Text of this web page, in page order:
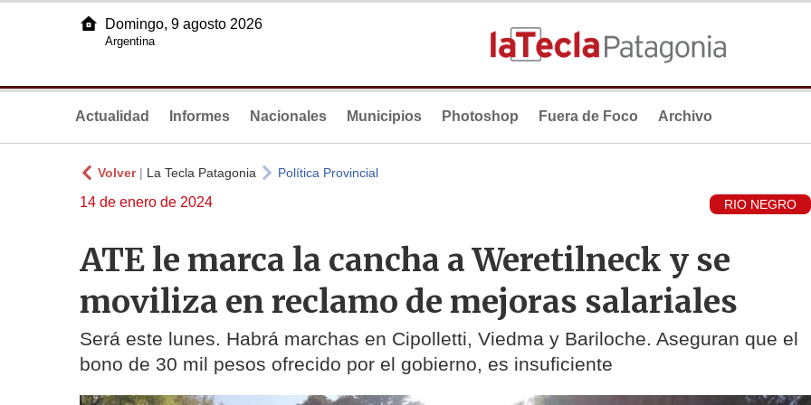
Domingo, 9 agosto 2026
Argentina
Actualidad Informes Nacionales Municipios Photoshop Fuera de Foco Archivo
Volver| La Tecla Patagonia Política Provincial
14 de enero de 2024 RIO NEGRO
ATE le marca la cancha a Weretilneck y se
moviliza en reclamo de mejoras salariales
Será este lunes. Habrá marchas en Cipolletti, Viedma y Bariloche. Aseguran que el
bono de 30 mil pesos ofrecido por el gobierno, es insuficiente